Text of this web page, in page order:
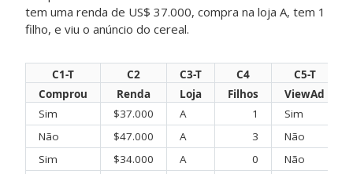
tem uma renda de US$ 37.000, compra na loja A, tem 1
filho, e viu o anúncio do cereal.
C1-T C2 C3-T C4
C5-T
Comprou
Renda Loja Filhos
ViewAd
Sim
$37.000 A 1
Sim
Não
$47.000 A 3
Não
Sim
$34.000 A 0
Não